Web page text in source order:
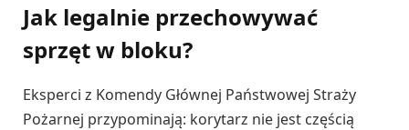
Jak legalnie przechowywać
sprzęt w bloku?
Eksperci z Komendy Głównej Państwowej Straży
Pożarnej przypominają: korytarz nie jest częścią